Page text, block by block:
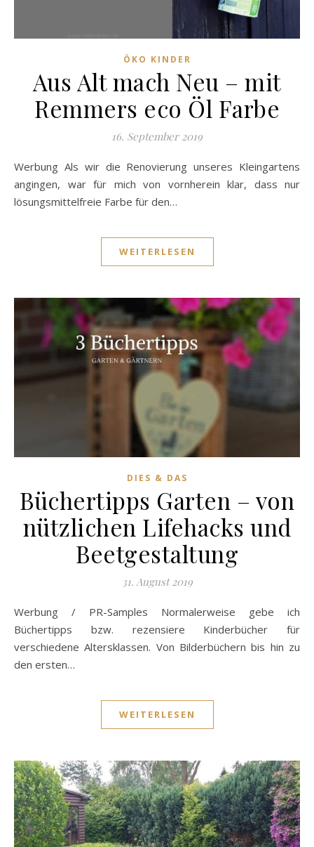
ÖKO KINDER
Aus Alt mach Neu – mit
Remmers eco Öl Farbe
16. September 2019
Werbung Als wir die Renovierung unseres Kleingartens
angingen, war für mich von vornherein klar, dass nur
lösungsmittelfreie Farbe für den…
WEITERLESEN
DIES & DAS
Büchertipps Garten – von
nützlichen Lifehacks und
Beetgestaltung
31. August 2019
Werbung / PR-Samples Normalerweise gebe ich
Büchertipps bzw. rezensiere Kinderbücher für
verschiedene Altersklassen. Von Bilderbüchern bis hin zu
den ersten…
WEITERLESEN